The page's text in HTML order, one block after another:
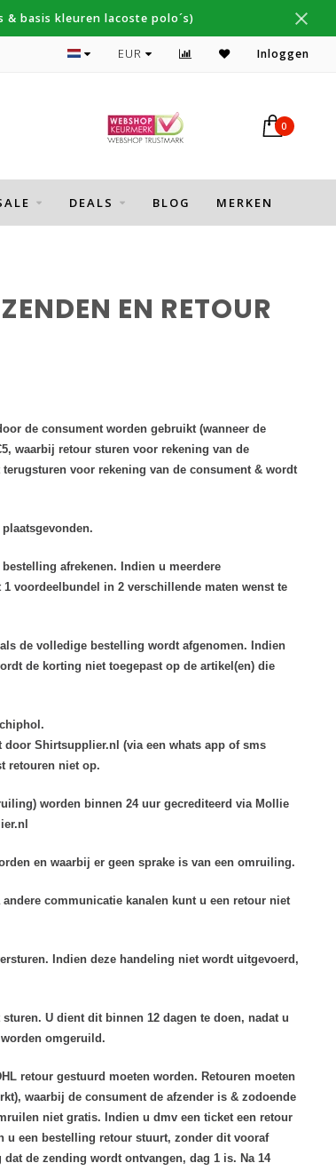
basis kleuren lacoste polo´s)
Topmerken Gant, NZA, Fred Perry
EUR Inloggen
0
DEALS BLOG MERKEN
EN RETOUR
de consument worden gebruikt (wanneer de
waarbij retour sturen voor rekening van de
voor rekening van de consument & wordt
afrekenen. Indien u meerdere
voordeelbundel in 2 verschillende maten wenst te
de volledige bestelling wordt afgenomen. Indien
de korting niet toegepast op de artikel(en) die
Shirtsupplier.nl (via een whats app of sms
retouren niet op.
worden binnen 24 uur gecrediteerd via Mollie
en waarbij er geen sprake is van een omruiling.
communicatie kanalen kunt u een retour niet
Indien deze handeling niet wordt uitgevoerd,
U dient dit binnen 12 dagen te doen, nadat u
omgeruild.
retour gestuurd moeten worden. Retouren moeten
waarbij de consument de afzender is & zodoende
niet gratis. Indien u dmv een ticket een retour
u een bestelling retour stuurt, zonder dit vooraf
de zending wordt ontvangen, dag 1 is. Na 14